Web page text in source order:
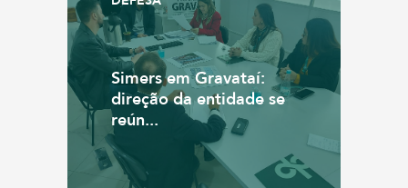
Simers em Gravataí:
direção da entidade se
reún...